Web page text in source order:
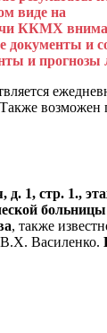
виде на
ККМХ
документы и
и прогнозы
возможен
д. 1, стр. 1.,
, также
Василенко.